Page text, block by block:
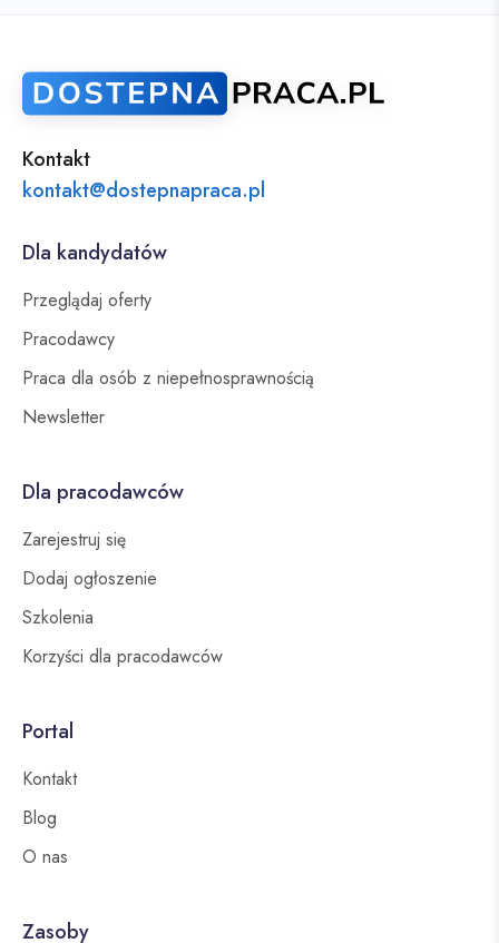
Kontakt
kontakt@dostepnapraca.pl
Dla kandydatów
Przeglądaj oferty
Pracodawcy
Praca dla osób z niepełnosprawnością
Newsletter
Dla pracodawców
Zarejestruj się
Dodaj ogłoszenie
Szkolenia
Korzyści dla pracodawców
Portal
Kontakt
Blog
O nas
Zasoby